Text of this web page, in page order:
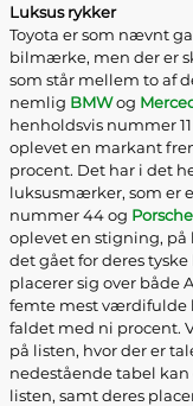
Luksus rykker
Toyota er som nævnt
bilmærke, men der er
som står mellem to af
nemlig BMWog
henholdsvis nummer
oplevet en markant
procent. Det har i det
luksusmærker, som er
nummer 44 og Porsche
oplevet en stigning, på
det gået for deres
placerer sig over både
femte mest værdifulde
faldet med ni procent.
på listen, hvor der er
nedestående tabel
listen, samt deres